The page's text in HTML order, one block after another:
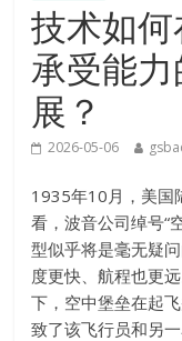
技术如
承受能
展？
2026-05-06
1935年10月，美国
看，波音公司绰号“
型似乎将是毫无疑
度更快、航程也更
下，空中堡垒在起
致了该飞行员和另